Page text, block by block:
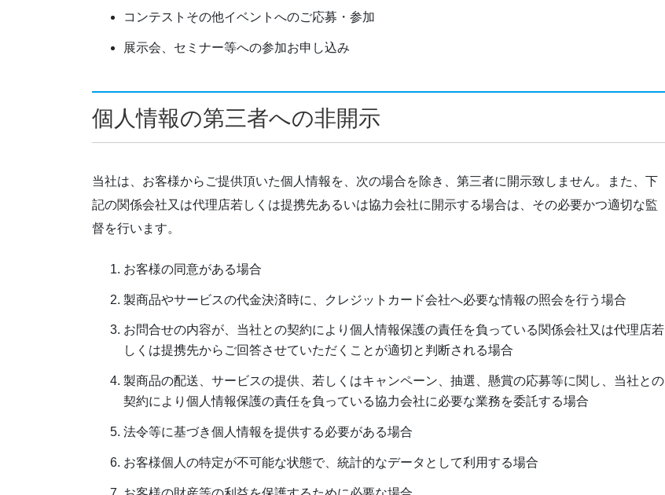
コンテストその他イベントへのご応募・参加
展示会、セミナー等への参加お申し込み
個人情報の第三者への非開示
当社は、お客様からご提供頂いた個人情報を、次の場合を除き、第三者に開示致しません。また、下
記の関係会社又は代理店若しくは提携先あるいは協力会社に開示する場合は、その必要かつ適切な監
督を行います。
お客様の同意がある場合
製商品やサービスの代金決済時に、クレジットカード会社へ必要な情報の照会を行う場合
お問合せの内容が、当社との契約により個人情報保護の責任を負っている関係会社又は代理店若
しくは提携先からご回答させていただくことが適切と判断される場合
製商品の配送、サービスの提供、若しくはキャンペーン、抽選、懸賞の応募等に関し、当社との
契約により個人情報保護の責任を負っている協力会社に必要な業務を委託する場合
法令等に基づき個人情報を提供する必要がある場合
お客様個人の特定が不可能な状態で、統計的なデータとして利用する場合